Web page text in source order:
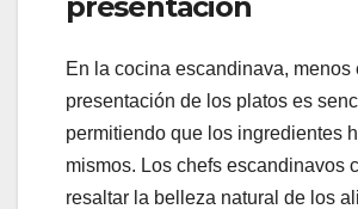
En la cocina escandinava, menos
presentación de los platos es
permitiendo que los ingredientes
mismos. Los chefs escandinavos
resaltar la belleza natural de los